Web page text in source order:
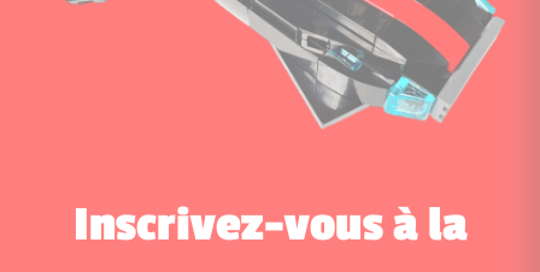
Inscrivez-vous à la